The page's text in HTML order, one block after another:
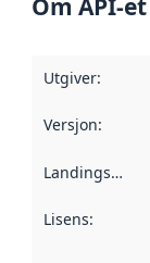
Om API-et
Utgiver:
Versjon:
Landingsside
Lisens: